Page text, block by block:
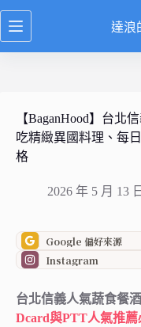
跳
至
達浪
【BaganHood】台北
吃精緻異國料理、每
格
2026 年 5 月 13 日
Google 偏好來源
Instagram
台北信義人氣蔬食餐
Dcard與PTT人氣推